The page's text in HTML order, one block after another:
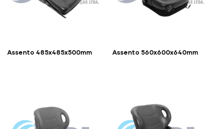
Assento 485x485x500mm Assento 560x600x640mm